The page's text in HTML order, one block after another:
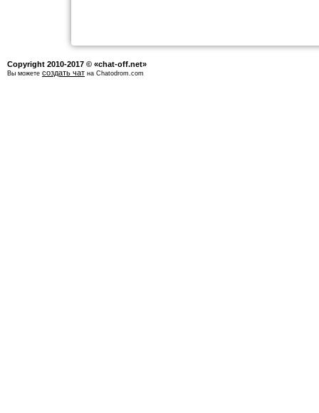
Copyright 2010-2017 © «chat-off.net»
Вы можете создать чат на Chatodrom.com